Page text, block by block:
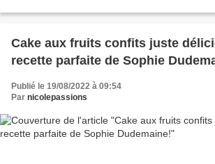
Cake aux fruits confits juste
recette parfaite de Sophie
Publié le 19/08/2022 à 09:54
Par nicolepassions